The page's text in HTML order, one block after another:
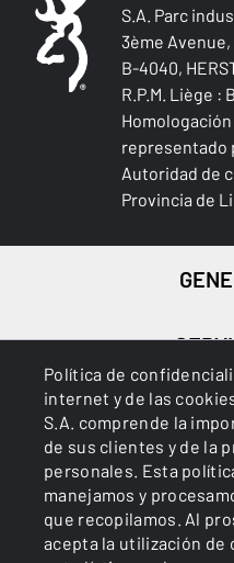
Política de
internet y de las
S.A. comprende la
de sus clientes y de la
personales. Esta
manejamos y
que recopilamos. Al
acepta la utilización de
S.A. Parc
3ème Avenue,
B-4040,
R.P.M. Liège :
representado
Autoridad de
Provincia de
Cookies